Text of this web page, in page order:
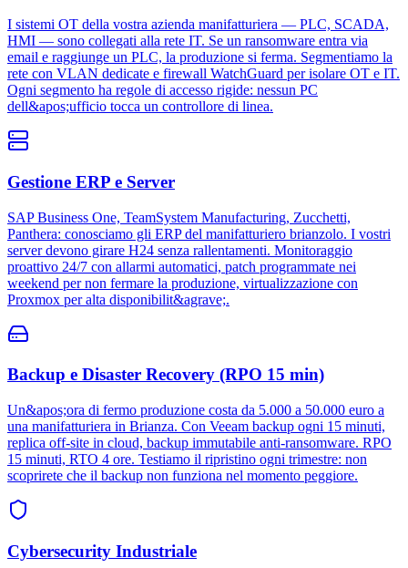
I sistemi OT della vostra azienda manifatturiera — PLC, SCADA,
HMI — sono collegati alla rete IT. Se un ransomware entra via
email e raggiunge un PLC, la produzione si ferma. Segmentiamo la
rete con VLAN dedicate e firewall WatchGuard per isolare OT e IT.
Ogni segmento ha regole di accesso rigide: nessun PC
dell&apos;ufficio tocca un controllore di linea.
Gestione ERP e Server
SAP Business One, TeamSystem Manufacturing, Zucchetti,
Panthera: conosciamo gli ERP del manifatturiero brianzolo. I vostri
server devono girare H24 senza rallentamenti. Monitoraggio
proattivo 24/7 con allarmi automatici, patch programmate nei
weekend per non fermare la produzione, virtualizzazione con
Proxmox per alta disponibilit&agrave;.
Backup e Disaster Recovery (RPO 15 min)
Un&apos;ora di fermo produzione costa da 5.000 a 50.000 euro a
una manifatturiera in Brianza. Con Veeam backup ogni 15 minuti,
replica off-site in cloud, backup immutabile anti-ransomware. RPO
15 minuti, RTO 4 ore. Testiamo il ripristino ogni trimestre: non
scoprirete che il backup non funziona nel momento peggiore.
Cybersecurity Industriale